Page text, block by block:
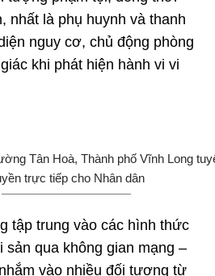
nhất là phụ huynh và thanh
nguy cơ, chủ động phòng
khi phát hiện hành vi vi
Tân Hoà, Thành phố Vĩnh Long
trực tiếp cho Nhân dân
tập trung vào các hình thức
sản qua không gian mạng –
vào nhiều đối tượng từ